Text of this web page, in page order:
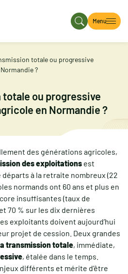
Menu
totale ou progressive
?
ou progressive
en Normandie ?
des générations agricoles,
des exploitations est
à la retraite nombreux (22
normands ont 60 ans et plus en
insuffisantes (taux de
70 % sur les dix dernières
exploitants doivent aujourd’hui
projet de cession. Deux grandes
transmission totale, immédiate,
, étalée dans le temps.
différents et mérite d’être